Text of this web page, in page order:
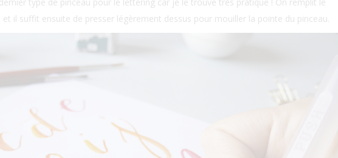
et il suffit ensuite de presser légèrement dessus pour mouiller la pointe du pinceau.